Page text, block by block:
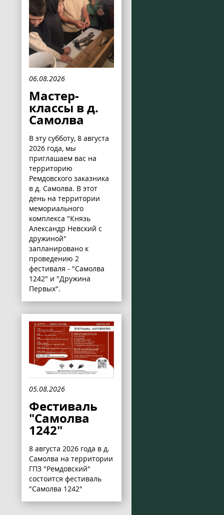
06.08.2026
Мастер-
классы в д.
Самолва
В эту субботу, 8 августа
2026 года, мы
приглашаем вас на
территорию
Ремдовского заказника
в д. Самолва. В этот
день на территории
мемориального
комплекса "Князь
Александр Невский с
дружиной"
запланировано к
проведению 2
фестиваля - "Самолва
1242" и "Дружина
Первых".
05.08.2026
Фестиваль
"Самолва
1242"
8 августа 2026 года в д.
Самолва на территории
ГПЗ "Ремдовский"
состоится фестиваль
"Самолва 1242"